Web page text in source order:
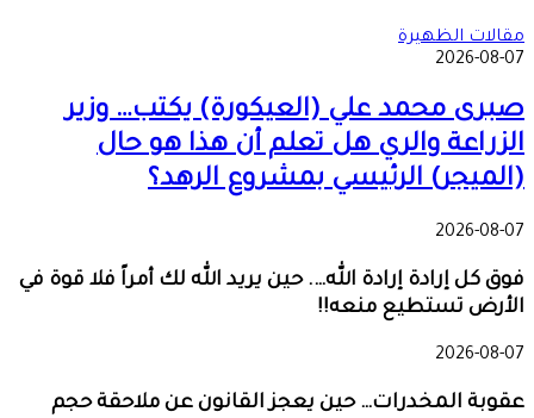
مقالات الظهيرة
2026-08-07
صبرى محمد علي (العيكورة) يكتب… وزير
الزراعة والري هل تعلم أن هذا هو حال
(الميجر) الرئيسي بمشروع الرهد؟
2026-08-07
فوق كل إرادة إرادة الله…. حين يريد الله لك أمراً فلا قوة في
الأرض تستطيع منعه!!
2026-08-07
عقوبة المخدرات… حين يعجز القانون عن ملاحقة حجم